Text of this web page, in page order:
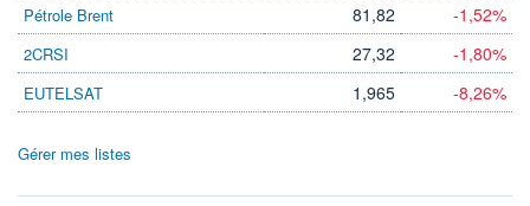
Pétrole Brent 81,82 -1,52%
2CRSI 27,32 -1,80%
EUTELSAT 1,965 -8,26%
Gérer mes listes